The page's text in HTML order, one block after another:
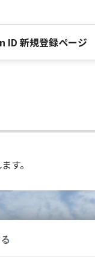
ID 新規登録ページ
す。